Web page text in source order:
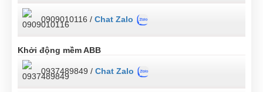
0909010116 / Chat Zalo
Khởi động mềm ABB
0937489849 / Chat Zalo